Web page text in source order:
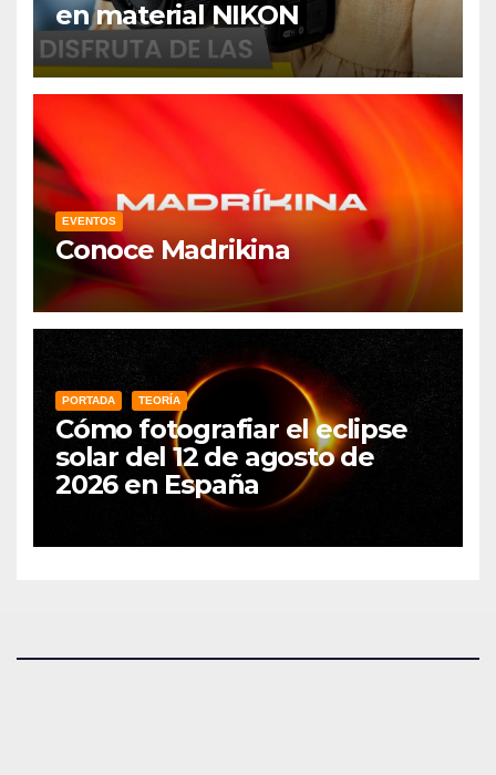
en material NIKON
EVENTOS
Conoce Madrikina
PORTADA TEORÍA
Cómo fotografiar el eclipse
solar del 12 de agosto de
2026 en España